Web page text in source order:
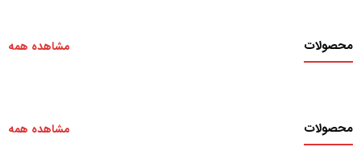
محصولات مشاهده همه
محصولات مشاهده همه